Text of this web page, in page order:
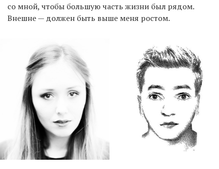
со мной, чтобы большую часть жизни был рядом.
Внешне — должен быть выше меня ростом.